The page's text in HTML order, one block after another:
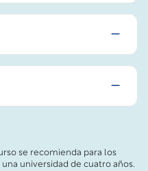
se recomienda para los
universidad de cuatro años.